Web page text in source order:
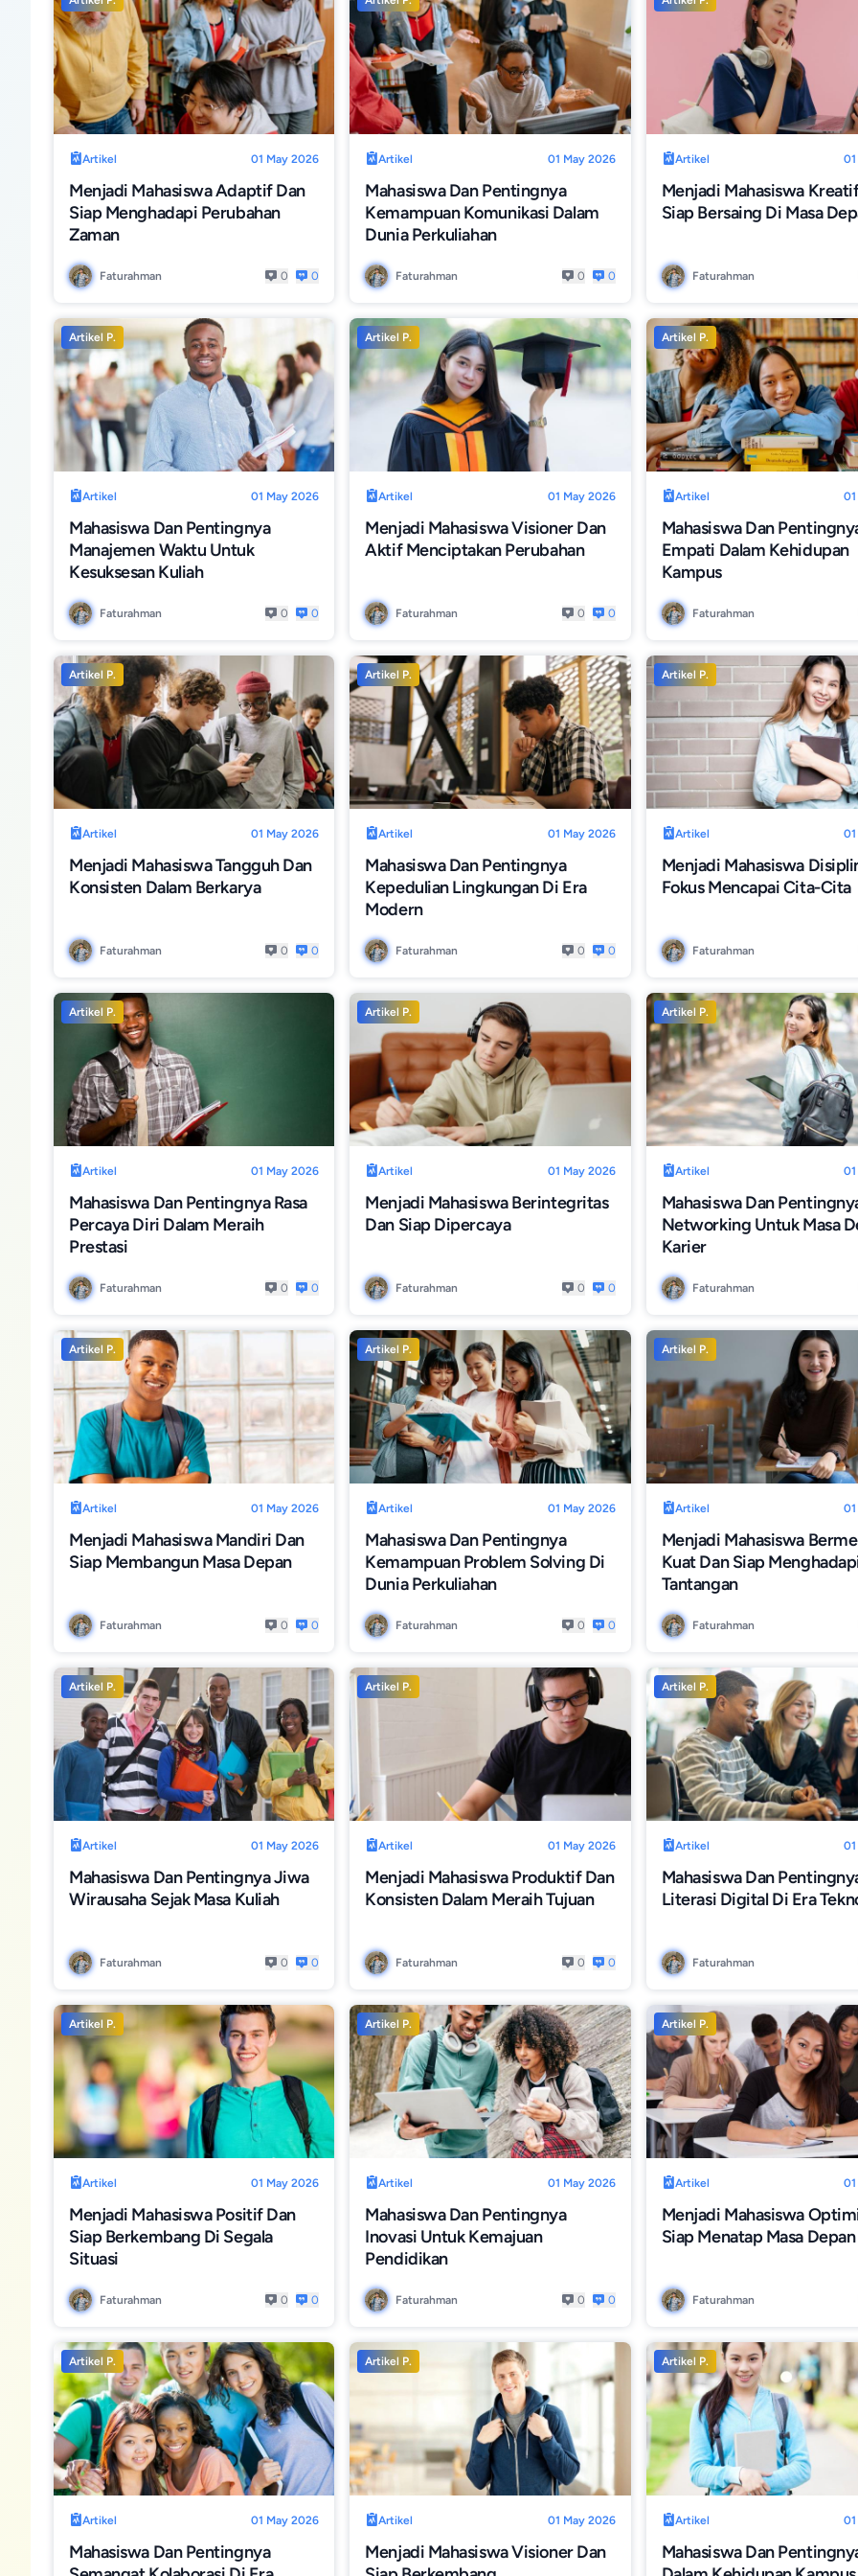
Artikel 01 May 2026
Menjadi Mahasiswa Adaptif Dan
Siap Menghadapi Perubahan
Zaman
Faturahman 0 0
Artikel 01 May 2026
Mahasiswa Dan Pentingnya
Kemampuan Komunikasi Dalam
Dunia Perkuliahan
Faturahman 0 0
Artikel
Menjadi Mahasiswa
Siap Bersaing Di Masa
Faturahman
Artikel P.
Artikel 01 May 2026
Mahasiswa Dan Pentingnya
Manajemen Waktu Untuk
Kesuksesan Kuliah
Faturahman 0 0
Artikel P.
Artikel 01 May 2026
Menjadi Mahasiswa Visioner Dan
Aktif Menciptakan Perubahan
Faturahman 0 0
Artikel P.
Artikel
Mahasiswa Dan
Empati Dalam Kehidupan
Kampus
Faturahman
Artikel P.
Artikel 01 May 2026
Menjadi Mahasiswa Tangguh Dan
Konsisten Dalam Berkarya
Faturahman 0 0
Artikel P.
Artikel 01 May 2026
Mahasiswa Dan Pentingnya
Kepedulian Lingkungan Di Era
Modern
Faturahman 0 0
Artikel P.
Artikel
Menjadi Mahasiswa
Fokus Mencapai Cita-Cita
Faturahman
Artikel P.
Artikel 01 May 2026
Mahasiswa Dan Pentingnya Rasa
Percaya Diri Dalam Meraih
Prestasi
Faturahman 0 0
Artikel P.
Artikel 01 May 2026
Menjadi Mahasiswa Berintegritas
Dan Siap Dipercaya
Faturahman 0 0
Artikel P.
Artikel
Mahasiswa Dan
Networking Untuk Masa
Karier
Faturahman
Artikel P.
Artikel 01 May 2026
Menjadi Mahasiswa Mandiri Dan
Siap Membangun Masa Depan
Faturahman 0 0
Artikel P.
Artikel 01 May 2026
Mahasiswa Dan Pentingnya
Kemampuan Problem Solving Di
Dunia Perkuliahan
Faturahman 0 0
Artikel P.
Artikel
Menjadi Mahasiswa
Kuat Dan Siap
Tantangan
Faturahman
Artikel P.
Artikel 01 May 2026
Mahasiswa Dan Pentingnya Jiwa
Wirausaha Sejak Masa Kuliah
Faturahman 0 0
Artikel P.
Artikel 01 May 2026
Menjadi Mahasiswa Produktif Dan
Konsisten Dalam Meraih Tujuan
Faturahman 0 0
Artikel P.
Artikel
Mahasiswa Dan
Literasi Digital Di Era
Faturahman
Artikel P.
Artikel 01 May 2026
Menjadi Mahasiswa Positif Dan
Siap Berkembang Di Segala
Situasi
Faturahman 0 0
Artikel P.
Artikel 01 May 2026
Mahasiswa Dan Pentingnya
Inovasi Untuk Kemajuan
Pendidikan
Faturahman 0 0
Artikel P.
Artikel
Menjadi Mahasiswa
Siap Menatap Masa Depan
Faturahman
Artikel P.
Artikel 01 May 2026
Mahasiswa Dan Pentingnya
Artikel P.
Artikel 01 May 2026
Menjadi Mahasiswa Visioner Dan
Artikel P.
Artikel
Mahasiswa Dan